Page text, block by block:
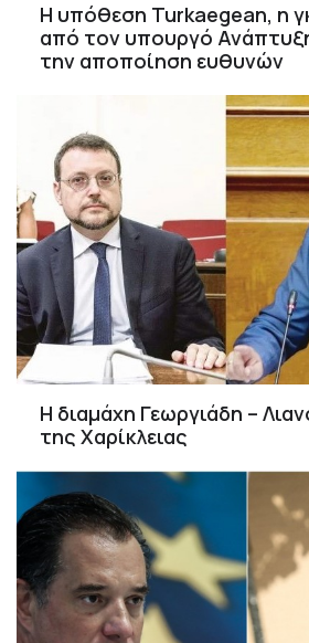
Η υπόθεση Turkaegean, η
από τον υπουργό
την αποποίηση ευθυνών
Η διαμάχη Γεωργιάδη –
της Χαρίκλειας